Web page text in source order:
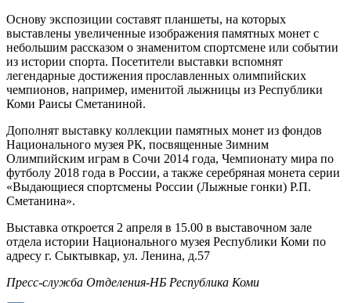
Основу экспозиции составят планшеты, на которых
выставлены увеличенные изображения памятных монет с
небольшим рассказом о знаменитом спортсмене или событии
из истории спорта. Посетители выставки вспомнят
легендарные достижения прославленных олимпийских
чемпионов, например, именитой лыжницы из Республики
Коми Раисы Сметаниной.
Дополнят выставку коллекции памятных монет из фондов
Национального музея РК, посвященные Зимним
Олимпийским играм в Сочи 2014 года, Чемпионату мира по
футболу 2018 года в России, а также серебряная монета серии
«Выдающиеся спортсмены России (Лыжные гонки) Р.П.
Сметанина».
Выставка откроется 2 апреля в 15.00 в выставочном зале
отдела истории Национального музея Республики Коми по
адресу г. Сыктывкар, ул. Ленина, д.57
Пресс-служба Отделения-НБ Республика Коми